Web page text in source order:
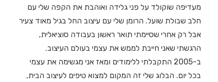
מעדיפה שוקולד על פני גלידה ואוהבת את הקפה שלי עם
חלב שבולת שועל. הרומן שלי עם עיצוב החל בגיל מאוד צעיר
אבל רק אחרי שסיימתי תואר ראשון בעבודה סוציאלית,
הרגשתי שאני חייבת לממש את עצמי בעולם העיצוב.
ב-2005 התקבלתי ללימודים ומאז אני מגשימה את עצמי
בכל יום. הבלוג שלי זה המקום למצוא טיפים לעיצוב הבית,